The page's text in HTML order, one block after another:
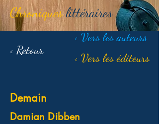
Chroniqueslittéraires
< Retour
< Vers les auteurs
< Vers les éditeurs
Demain
Damian Dibben